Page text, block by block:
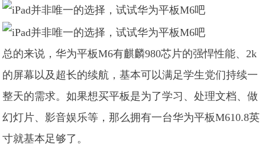
总的来说，华为平板M6有麒麟980芯片的强悍性能、2k
的屏幕以及超长的续航，基本可以满足学生党们持续一
整天的需求。如果想买平板是为了学习、处理文档、做
幻灯片、影音娱乐等，那么拥有一台华为平板M610.8英
寸就基本足够了。